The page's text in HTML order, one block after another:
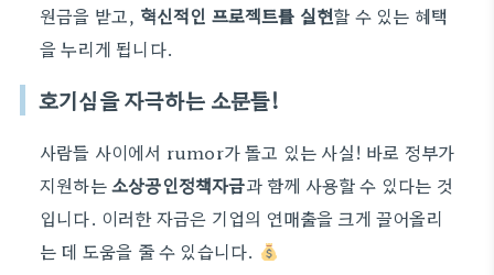
원금을 받고, 혁신적인 프로젝트를 실현할 수 있는 혜택
을 누리게 됩니다.
호기심을 자극하는 소문들!
사람들 사이에서 rumor가 돌고 있는 사실! 바로 정부가
지원하는소상공인정책자금과 함께 사용할 수 있다는 것
입니다. 이러한 자금은 기업의 연매출을 크게 끌어올리
는 데 도움을 줄 수 있습니다.